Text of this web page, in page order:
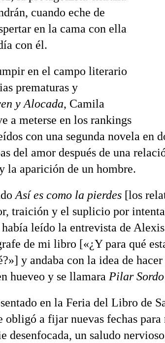
cuando eche de
en la cama con ella
con él.
en el campo literario
prematuras y
y Alocada, Camila
a meterse en los rankings
con una segunda novela en
del amor después de una
la aparición de un hombre.
Así es como la pierdes [los
traición y el suplicio por
leído la entrevista de
de mi libro [«¿Y para qué
y andaba con la idea de
hueveo y se llamara Pilar
en la Feria del Libro de
obligó a fijar nuevas fechas para
desenfocada, un saludo